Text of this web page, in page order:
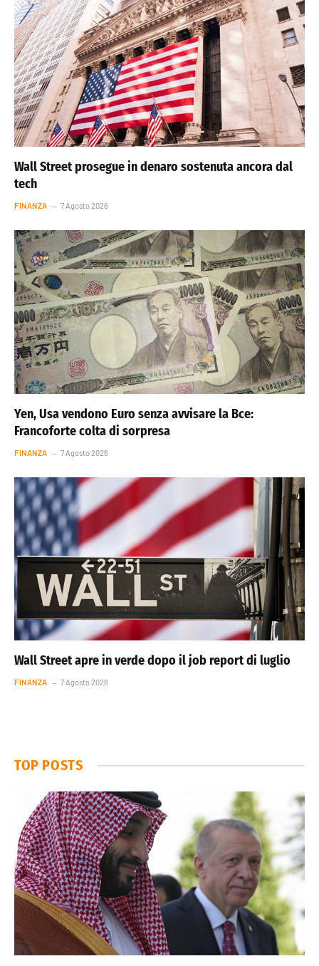
Wall Street prosegue in denaro sostenuta ancora dal
tech
FINANZA 7 Agosto 2026
Yen, Usa vendono Euro senza avvisare la Bce:
Francoforte colta di sorpresa
FINANZA 7 Agosto 2026
Wall Street apre in verde dopo il job report di luglio
FINANZA 7 Agosto 2026
TOP POSTS